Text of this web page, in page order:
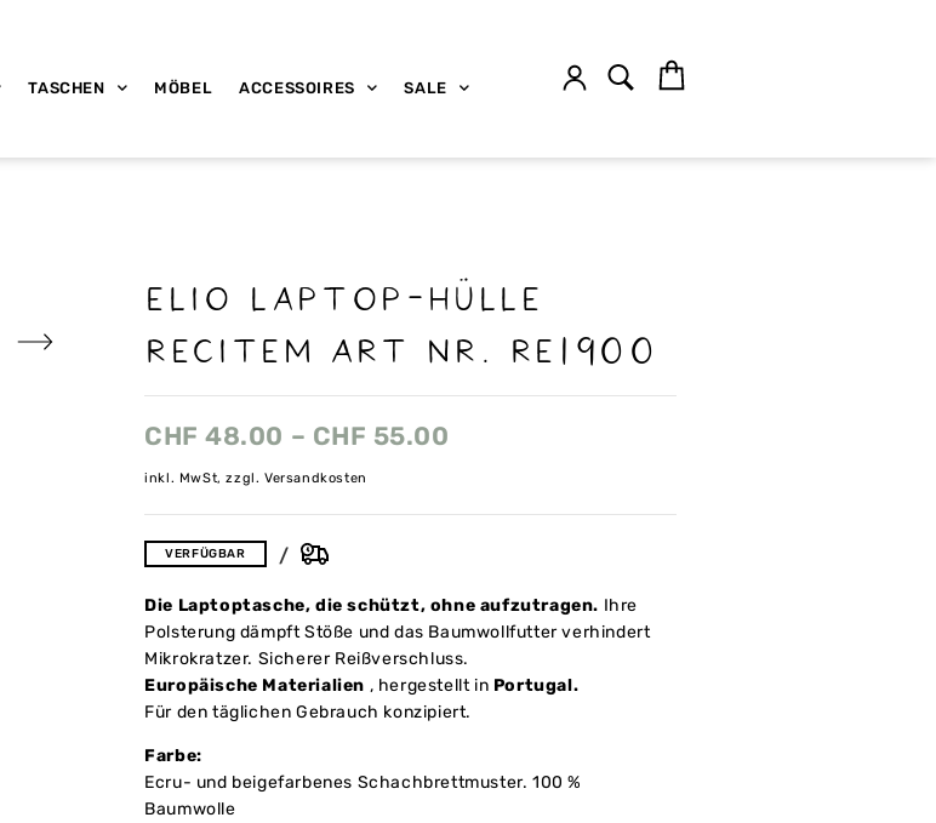
TASCHEN MÖBEL ACCESSOIRES SALE
Elio Laptop-Hülle
Recitem Art nr. Re1900
CHF 48.00 – CHF 55.00
inkl. MwSt, zzgl. Versandkosten
VERFÜGBAR
Die Laptoptasche, die schützt, ohne aufzutragen. Ihre
Polsterung dämpft Stöße und das Baumwollfutter verhindert
Mikrokratzer. Sicherer Reißverschluss.
Europäische Materialien , hergestellt in Portugal.
Für den täglichen Gebrauch konzipiert.
Farbe:
Ecru- und beigefarbenes Schachbrettmuster. 100 %
Baumwolle